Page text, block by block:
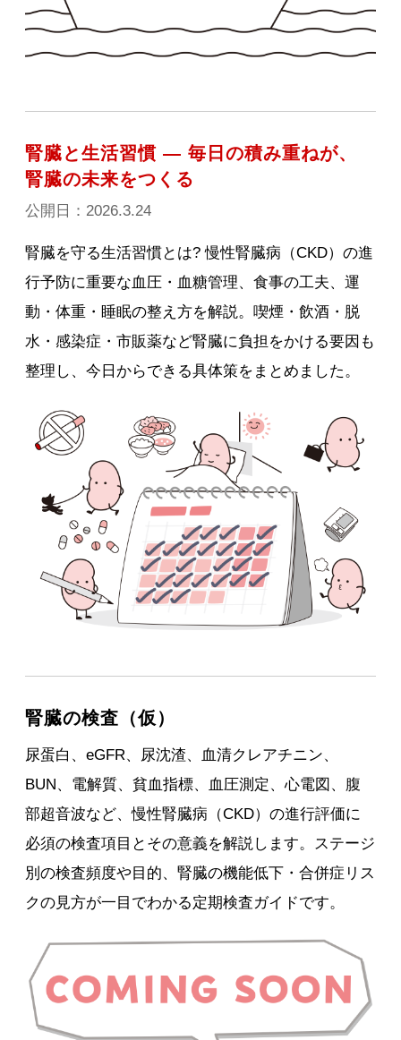
腎臓と生活習慣 ― 毎日の積み重ねが、
腎臓の未来をつくる
公開日：2026.3.24
腎臓を守る生活習慣とは? 慢性腎臓病（CKD）の進
行予防に重要な血圧・血糖管理、食事の工夫、運
動・体重・睡眠の整え方を解説。喫煙・飲酒・脱
水・感染症・市販薬など腎臓に負担をかける要因も
整理し、今日からできる具体策をまとめました。
腎臓の検査（仮）
尿蛋白、eGFR、尿沈渣、血清クレアチニン、
BUN、電解質、貧血指標、血圧測定、心電図、腹
部超音波など、慢性腎臓病（CKD）の進行評価に
必須の検査項目とその意義を解説します。ステージ
別の検査頻度や目的、腎臓の機能低下・合併症リス
クの見方が一目でわかる定期検査ガイドです。